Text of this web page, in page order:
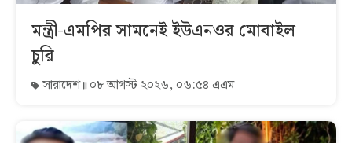
মন্ত্রী-এমপির সামনেই ইউএনওর মোবাইল
চুরি
সারাদেশ ০৮ আগস্ট ২০২৬, ০৬:৫৪ এএম